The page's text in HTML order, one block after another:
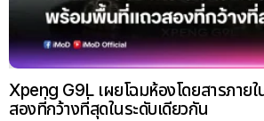
Xpeng G9L เผยโฉมห้องโดยสารภาย
สองที่กว้างที่สุดในระดับเดียวกัน